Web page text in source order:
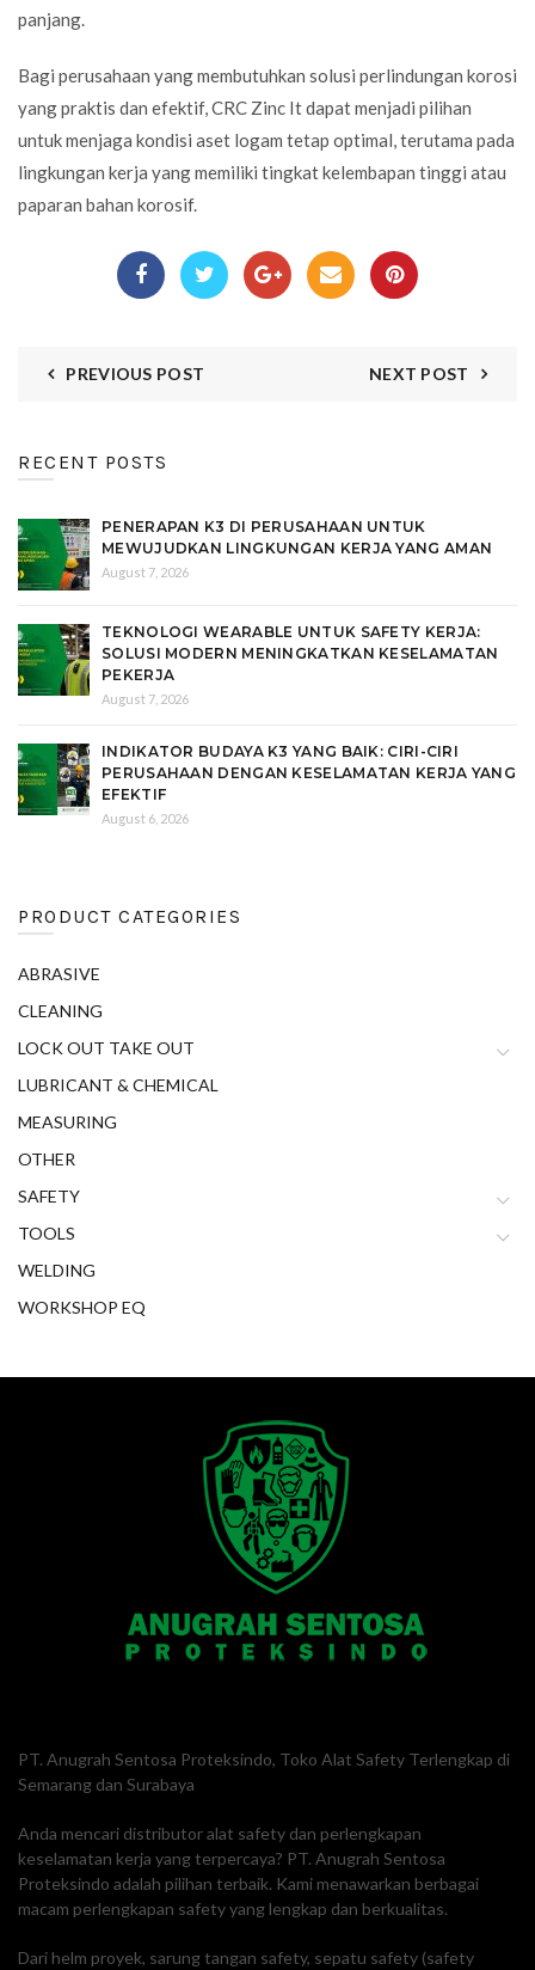
panjang.
Bagi perusahaan yang membutuhkan solusi perlindungan korosi
yang praktis dan efektif, CRC Zinc It dapat menjadi pilihan
untuk menjaga kondisi aset logam tetap optimal, terutama pada
lingkungan kerja yang memiliki tingkat kelembapan tinggi atau
paparan bahan korosif.
PREVIOUS POST NEXT POST
RECENT POSTS
PENERAPAN K3 DI PERUSAHAAN UNTUK
MEWUJUDKAN LINGKUNGAN KERJA YANG AMAN
August 7, 2026
TEKNOLOGI WEARABLE UNTUK SAFETY KERJA:
SOLUSI MODERN MENINGKATKAN KESELAMATAN
PEKERJA
August 7, 2026
INDIKATOR BUDAYA K3 YANG BAIK: CIRI-CIRI
PERUSAHAAN DENGAN KESELAMATAN KERJA YANG
EFEKTIF
August 6, 2026
PRODUCT CATEGORIES
ABRASIVE
CLEANING
LOCK OUT TAKE OUT
LUBRICANT & CHEMICAL
MEASURING
OTHER
SAFETY
TOOLS
WELDING
WORKSHOP EQ
PT. Anugrah Sentosa Proteksindo, Toko Alat Safety Terlengkap di
Semarang dan Surabaya
Anda mencari distributor alat safety dan perlengkapan
keselamatan kerja yang terpercaya? PT. Anugrah Sentosa
Proteksindo adalah pilihan terbaik. Kami menawarkan berbagai
macam perlengkapan safety yang lengkap dan berkualitas.
Dari helm proyek, sarung tangan safety, sepatu safety (safety